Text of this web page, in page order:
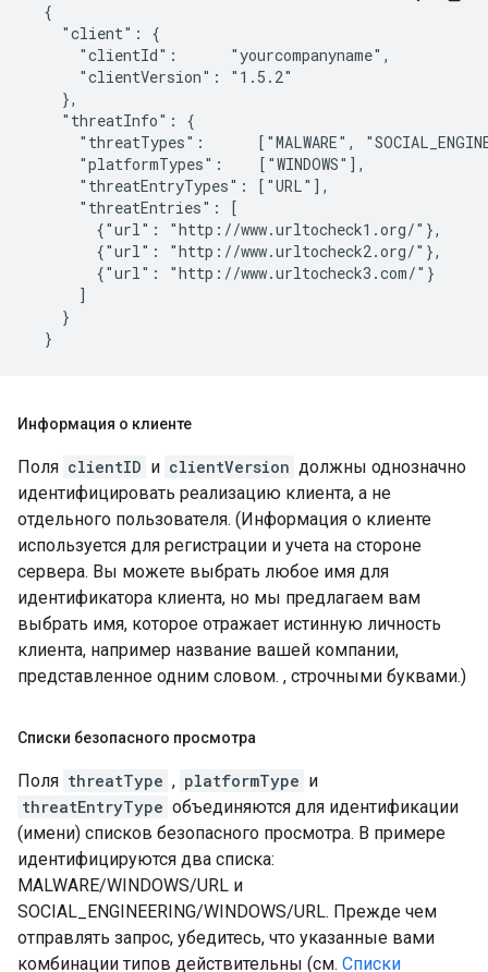
  {
    "client": {
      "clientId":      "yourcompanyname",
      "clientVersion": "1.5.2"
    },
    "threatInfo": {
"threatTypes":      ["MALWARE",
      "platformTypes":    ["WINDOWS"],
      "threatEntryTypes": ["URL"],
      "threatEntries": [
        {"url": "http://www.urltocheck1.org/"},
        {"url": "http://www.urltocheck2.org/"},
        {"url": "http://www.urltocheck3.com/"}
      ]
    }
  }
Информация о клиенте
Поля clientID и clientVersion должны однозначно
идентифицировать реализацию клиента, а не
отдельного пользователя. (Информация о клиенте
используется для регистрации и учета на стороне
сервера. Вы можете выбрать любое имя для
идентификатора клиента, но мы предлагаем вам
выбрать имя, которое отражает истинную личность
клиента, например название вашей компании,
представленное одним словом. , строчными буквами.)
Списки безопасного просмотра
Поля threatType , platformType и
threatEntryType объединяются для идентификации
(имени) списков безопасного просмотра. В примере
идентифицируются два списка:
MALWARE/WINDOWS/URL и
SOCIAL_ENGINEERING/WINDOWS/URL. Прежде чем
отправлять запрос, убедитесь, что указанные вами
комбинации типов действительны (см. Списки